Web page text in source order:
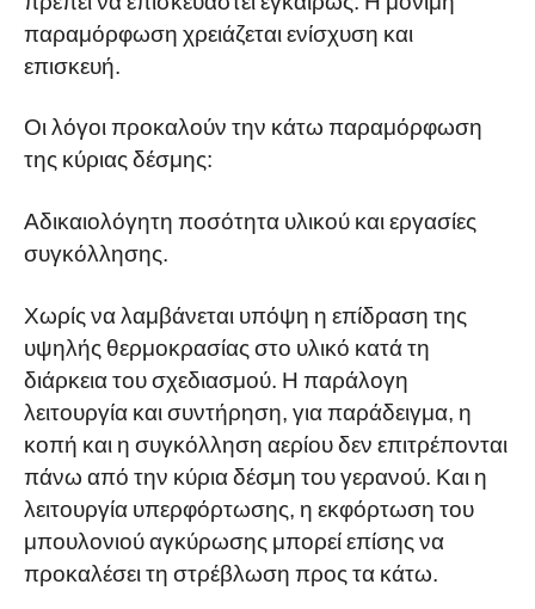
παραμόρφωση χρειάζεται ενίσχυση και
επισκευή.
Οι λόγοι προκαλούν την κάτω παραμόρφωση
της κύριας δέσμης:
Αδικαιολόγητη ποσότητα υλικού και εργασίες
συγκόλλησης.
Χωρίς να λαμβάνεται υπόψη η επίδραση της
υψηλής θερμοκρασίας στο υλικό κατά τη
διάρκεια του σχεδιασμού. Η παράλογη
λειτουργία και συντήρηση, για παράδειγμα, η
κοπή και η συγκόλληση αερίου δεν επιτρέπονται
πάνω από την κύρια δέσμη του γερανού. Και η
λειτουργία υπερφόρτωσης, η εκφόρτωση του
μπουλονιού αγκύρωσης μπορεί επίσης να
προκαλέσει τη στρέβλωση προς τα κάτω.